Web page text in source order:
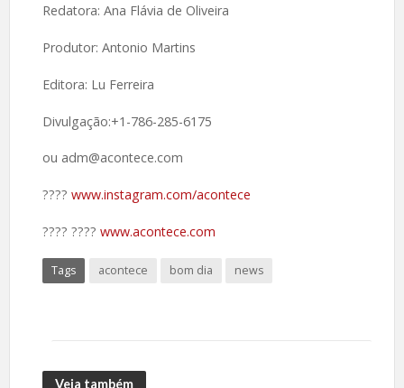
Redatora: Ana Flávia de Oliveira
Produtor: Antonio Martins
Editora: Lu Ferreira
Divulgação:+1-786-285-6175
ou adm@acontece.com
????️ www.instagram.com/acontece
????️ ???? www.acontece.com
Tags acontece bom dia news
Veja também